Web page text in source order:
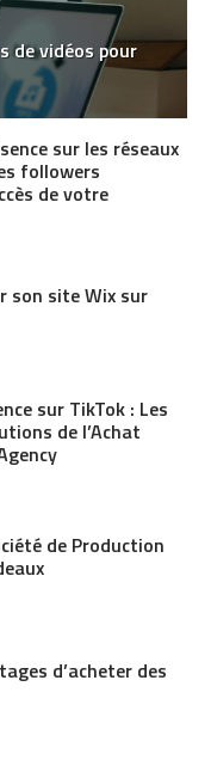
de vidéos pour
sur les réseaux
followers
de votre
son site Wix sur
sur TikTok : Les
de l’Achat
de Production
d’acheter des